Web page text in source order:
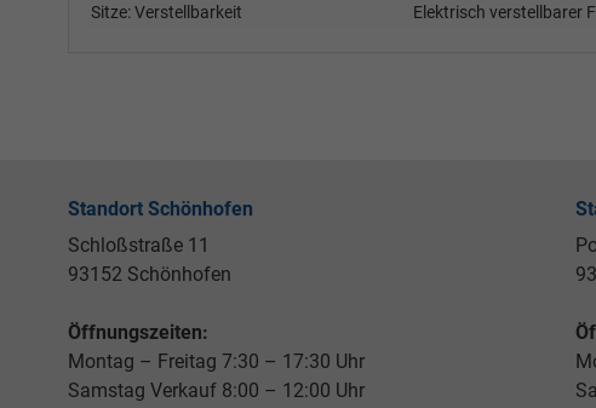
Sitze: Verstellbarkeit
Elektrisch verstellbarer
Standort Schönhofen
Schloßstraße 11
93152 Schönhofen
Öffnungszeiten:
Montag – Freitag 7:30 – 17:30 Uhr
Samstag Verkauf 8:00 – 12:00 Uhr